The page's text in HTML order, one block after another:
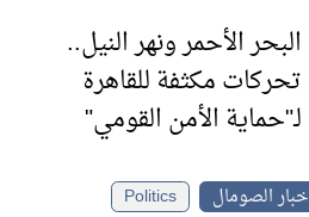
البحر الأحمر ونهر النيل..
تحركات مكثفة للقاهرة
لـ"حماية الأمن القومي"
الصومال
Politics